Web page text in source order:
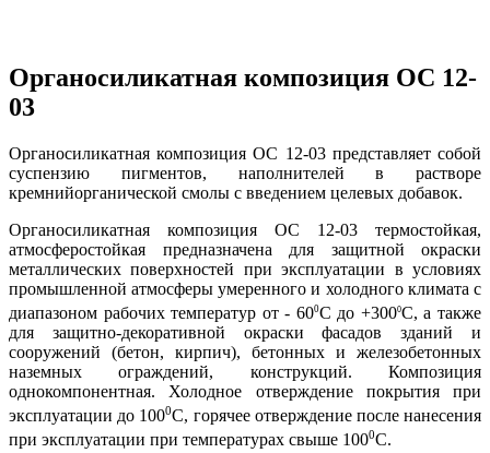
Органосиликатная композиция ОС 12-
03
Органосиликатная композиция ОС 12-03 представляет собой
суспензию пигментов, наполнителей в растворе
кремнийорганической смолы с введением целевых добавок.
Органосиликатная композиция ОС 12-03 термостойкая,
атмосферостойкая предназначена для защитной окраски
металлических поверхностей при эксплуатации в условиях
промышленной атмосферы умеренного и холодного климата с
диапазоном рабочих температур от - 600С до +3000С, а также
для защитно-декоративной окраски фасадов зданий и
сооружений (бетон, кирпич), бетонных и железобетонных
наземных ограждений, конструкций. Композиция
однокомпонентная. Холодное отверждение покрытия при
эксплуатации до 1000С, горячее отверждение после нанесения
при эксплуатации при температурах свыше 1000С.